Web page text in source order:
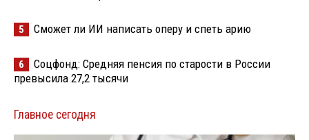
5 Сможет ли ИИ написать оперу и спеть арию
6
Соцфонд: Средняя пенсия по старости в России
превысила 27,2 тысячи
Главное сегодня